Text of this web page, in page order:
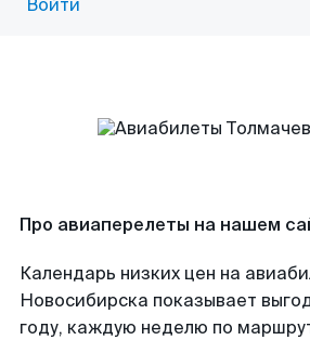
Войти
Про авиаперелеты на нашем
Календарь низких цен на
Новосибирска показывает
году, каждую неделю по